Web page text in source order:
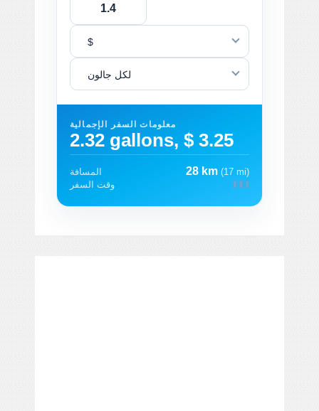
$
لكل جالون
معلومات السفر الإجمالية
2.32 gallons, $ 3.25
المسافة 28 km (17 mi)
وقت السفر